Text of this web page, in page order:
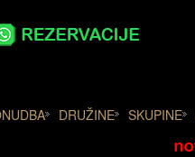
DRUŽINE SKUPINE